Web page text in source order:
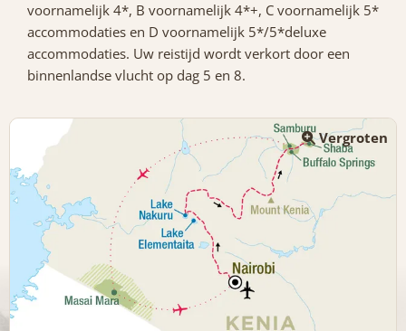
voornamelijk 4*, B voornamelijk 4*+, C voornamelijk 5*
accommodaties en D voornamelijk 5*/5*deluxe
accommodaties. Uw reistijd wordt verkort door een
binnenlandse vlucht op dag 5 en 8.
Vergroten